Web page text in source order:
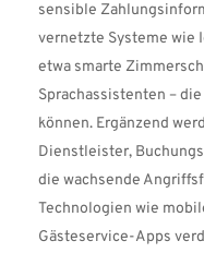
sensible
vernetzte Systeme wie
etwa smarte
Sprachassistenten –
können. Ergänzend
Dienstleister,
die wachsende
Technologien wie
Gästeservice-Apps